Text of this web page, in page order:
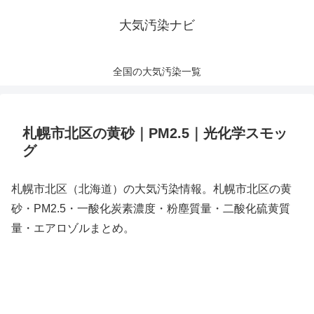
大気汚染ナビ
全国の大気汚染一覧
札幌市北区の黄砂｜PM2.5｜光化学スモッ
グ
札幌市北区（北海道）の大気汚染情報。札幌市北区の黄
砂・PM2.5・一酸化炭素濃度・粉塵質量・二酸化硫黄質
量・エアロゾルまとめ。